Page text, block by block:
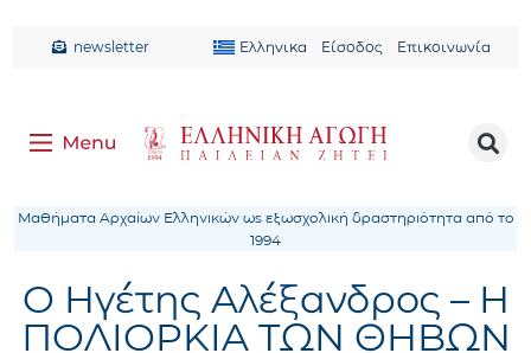
newsletter Ελληνικα Είσοδος Επικοινωνία
Μαθήματα Αρχαίων Ελληνικών ως εξωσχολική δραστηριότητα από το
1994
Ο Ηγέτης Αλέξανδρος – Η
ΠΟΛΙΟΡΚΙΑ ΤΩΝ ΘΗΒΩΝ